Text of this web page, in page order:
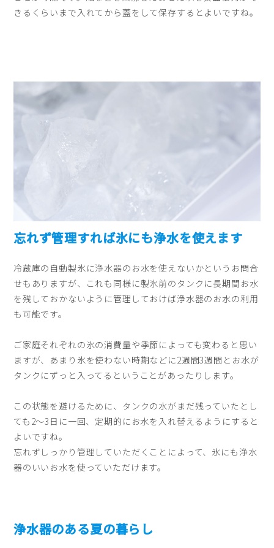
きるくらいまで入れてから蓋をして保存するとよいですね。
忘れず管理すれば氷にも浄水を使えます
冷蔵庫の自動製氷に浄水器のお水を使えないかというお問合
せもありますが、これも同様に製氷前のタンクに長期間お水
を残しておかないように管理しておけば浄水器のお水の利用
も可能です。
ご家庭それぞれの氷の消費量や季節によっても変わると思い
ますが、あまり氷を使わない時期などに2週間3週間とお水が
タンクにずっと入ってるということがあったりします。
この状態を避けるために、タンクの水がまだ残っていたとし
ても2〜3日に一回、定期的にお水を入れ替えるようにすると
よいですね。
忘れずしっかり管理していただくことによって、氷にも浄水
器のいいお水を使っていただけます。
浄水器のある夏の暮らし